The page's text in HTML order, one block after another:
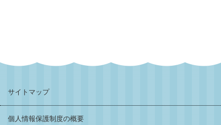
サイトマップ
個人情報保護制度の概要